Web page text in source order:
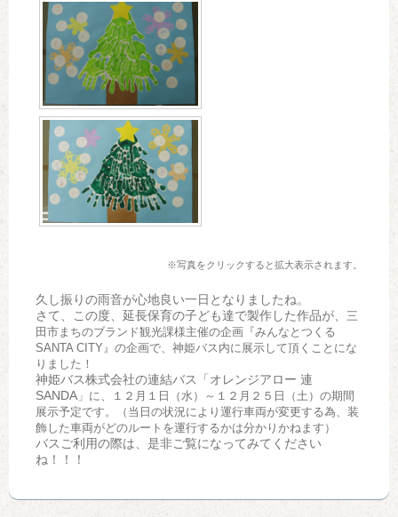
※写真をクリックすると拡大表示されます。
久し振りの雨音が心地良い一日となりましたね。
さて、この度、延長保育の子ども達で製作した作品が、 三
田市まちのブランド観光課様主催の企画『みんなとつくる
SANTA CITY』の企画で、神姫バス内に展示して頂くことにな
りました！
神姫バス株式会社の連結バス「オレンジアロー 連
SANDA 」に、１２月１日（水）～１２月２５日（土）の期間
展示予定です。（当日の状況により運行車両が変更する為、装
飾した車両がどのルートを運行するかは分かりかねます）
バスご利用の際は、是非ご覧になってみてください
ね！！！